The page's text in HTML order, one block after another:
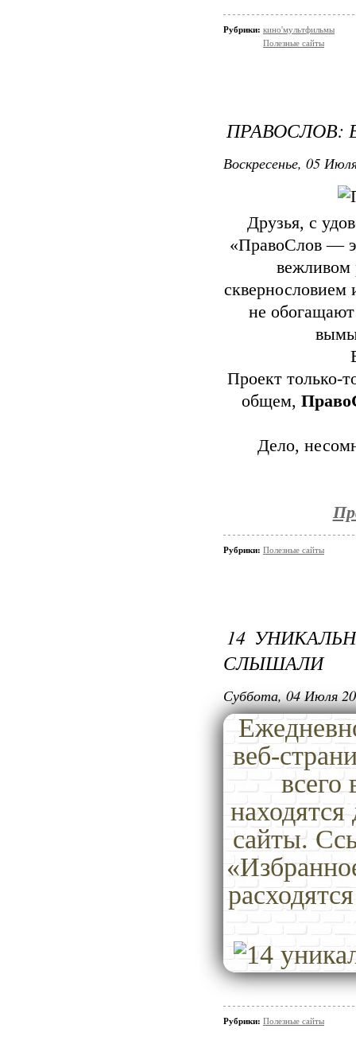
Рубрики: кино'мультфильмы
Полезные сайты
ПРАВОСЛОВ:
Воскресенье, 05
Друзья, с
«ПравоСлов —
вежливом
не
Проект только-
общем,
Дело,
Рубрики: Полезные сайты
14
СЛЫШАЛИ
Суббота, 04 Июля
веб-
всего
сайты.
Рубрики: Полезные сайты